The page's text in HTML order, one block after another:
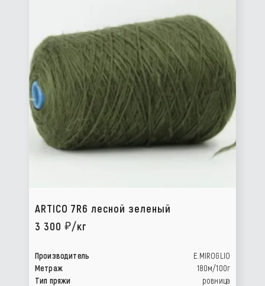
ARTICO 7R6 лесной зеленый
3 300
/кг
Производитель
E.MIROGLIO
Метраж
180м/100г
Тип пряжи
ровница